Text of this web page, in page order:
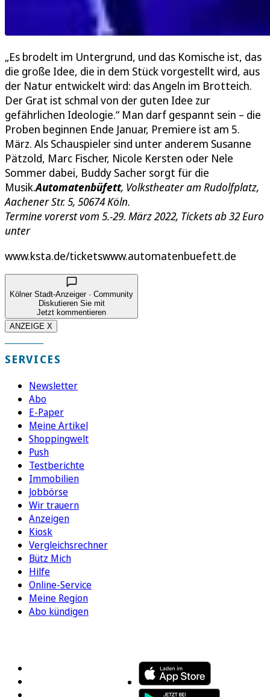
„Es brodelt im Untergrund, und das Komische ist, das
die große Idee, die in dem Stück vorgestellt wird, aus
der Natur entwickelt wird: das Angeln im Brotteich.
Der Grat ist schmal von der guten Idee zur
gefährlichen Ideologie.“ Man darf gespannt sein – die
Proben beginnen Ende Januar, Premiere ist am 5.
März. Als Schauspieler sind unter anderem Susanne
Pätzold, Marc Fischer, Nicole Kersten oder Nele
Sommer dabei, Buddy Sacher sorgt für die
Musik.Automatenbüfett, Volkstheater am Rudolfplatz,
Aachener Str. 5, 50674 Köln.
Termine vorerst vom 5.-29. März 2022, Tickets ab 32 Euro
unter
www.ksta.de/ticketswww.automatenbuefett.de
Kölner Stadt-Anzeiger · Community
Diskutieren Sie mit
Jetzt kommentieren
ANZEIGE X
SERVICES
Newsletter
Abo
E-Paper
Meine Artikel
Shoppingwelt
Push
Testberichte
Immobilien
Jobbörse
Wir trauern
Anzeigen
Kiosk
Vergleichsrechner
Bütz Mich
Hilfe
Online-Service
Meine Region
Abo kündigen